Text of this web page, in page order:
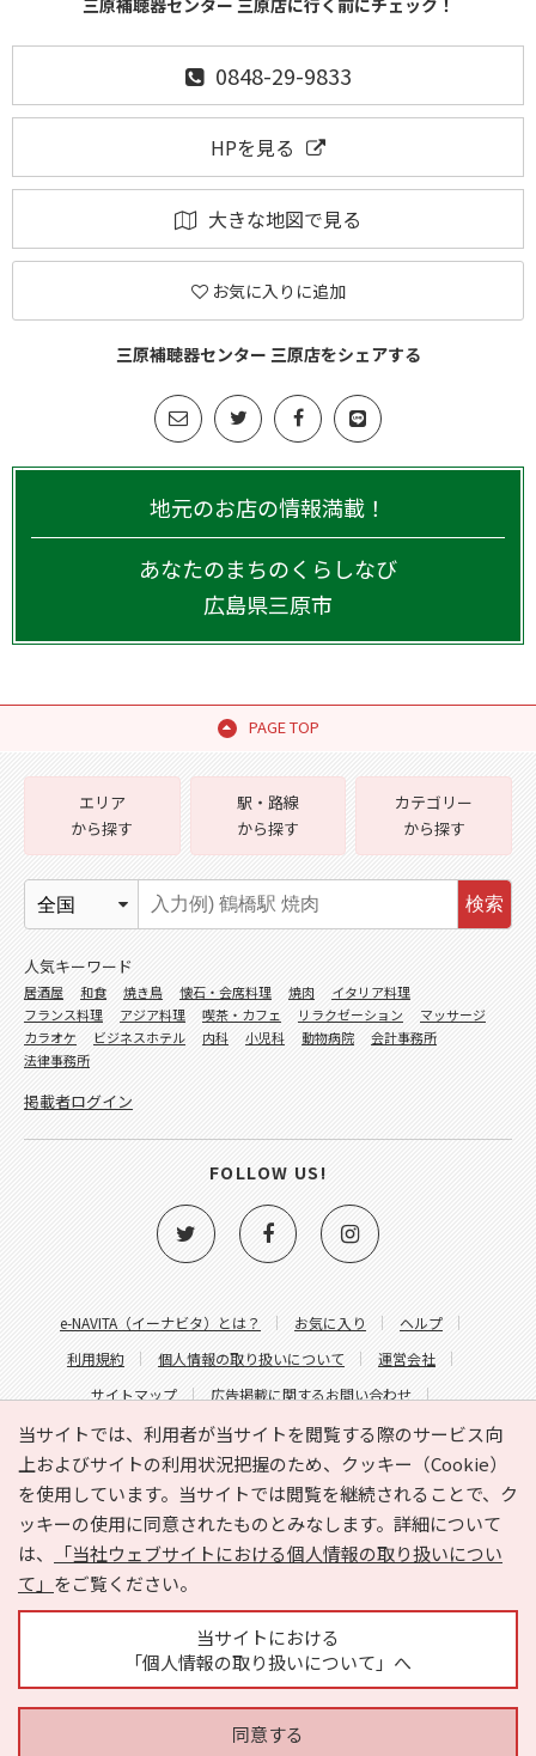
0848-29-9833
HPを見る
大きな地図で見る
お気に入りに追加
三原補聴器センター 三原店をシェアする
地元のお店の情報満載！
あなたのまちのくらしなび
広島県三原市
PAGE TOP
当サイトでは、利用者が当サイトを閲覧する際のサービス向
上およびサイトの利用状況把握のため、クッキー（Cookie）
を使用しています。当サイトでは閲覧を継続されることで、ク
ッキーの使用に同意されたものとみなします。詳細について
は、
「当社ウェブサイトにおける個人情報の取り扱いについ
て」 をご覧ください。
当サイトにおける
「個人情報の取り扱いについて」へ
同意する
e-NAVITA（イーナビタ）とは？ お気に入り
ヘルプ
利用規約
個人情報の取り扱いについて
運営会社
サイトマップ
広告掲載に関するお問い合わせ
サイトの内容に関するお問い合わせ
エリア
から探す
駅・路線
から探す
カテゴリー
から探す
検索
人気キーワード
居酒屋 和食 焼き鳥 懐石・会席料理 焼肉
イタリア料理
フランス料理
アジア料理 喫茶・カフェ リラクゼーション
マッサージ
カラオケ
ビジネスホテル 内科 小児科 動物病院
会計事務所
法律事務所
掲載者ログイン
FOLLOW US!
Copyright © HYOJITO.Co.,Ltd. All Rights Reserved.